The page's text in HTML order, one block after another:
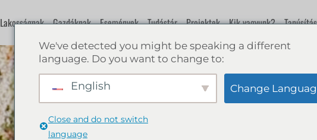
Lakosságnak Gazdáknak Események Tudástár Projektek Kik vagyunk? Tanúsítás
We've detected you might be speaking a different
language. Do you want to change to:
English Change
Close and do not switch
language